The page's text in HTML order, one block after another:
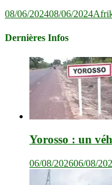
08/06/202408/06/2024
Dernières Infos
Yorosso : un
06/08/202606/08/